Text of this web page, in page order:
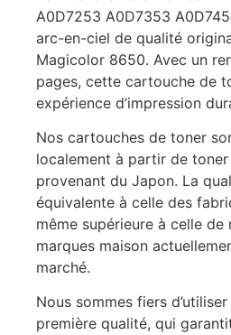
A0D7253 A0D7353
arc-en-ciel de qualité
Magicolor 8650. Avec un
pages, cette cartouche de
expérience d’impression
Nos cartouches de toner
localement à partir de
provenant du Japon. La
équivalente à celle des
même supérieure à celle de
marques maison
marché.
Nous sommes fiers
première qualité, qui